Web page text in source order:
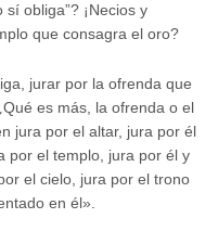
obliga”? ¡Necios y
que consagra el oro?
jurar por la ofrenda que
es más, la ofrenda o el
jura por el altar, jura por él
por el templo, jura por él y
el cielo, jura por el trono
en él».